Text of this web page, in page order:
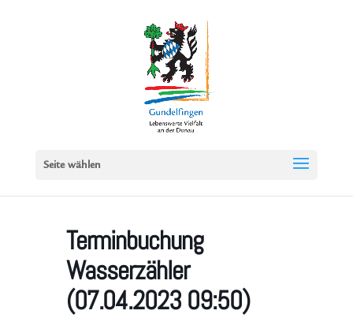
Seite wählen
Terminbuchung
Wasserzähler
(07.04.2023 09:50)